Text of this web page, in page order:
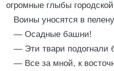
огромные глыбы
Воины уносятся в
— Осадные башни!
— Эти твари подогнали
— Все за мной, к